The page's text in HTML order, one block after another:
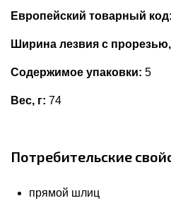
Европейский товарный код:
Ширина лезвия с
Содержимое упаковки: 5
Вес, г: 74
Потребительские
прямой шлиц